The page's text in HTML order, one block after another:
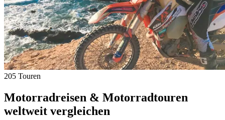
205 Touren
Motorradreisen & Motorradtouren
weltweit vergleichen